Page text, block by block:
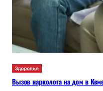
Здоровье
Вызов нарколога на дом в